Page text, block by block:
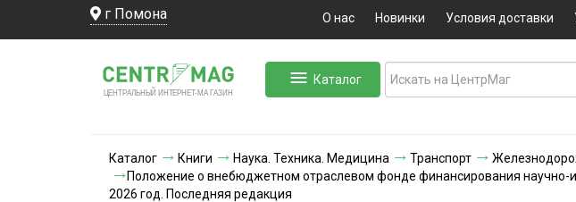
г Помона О нас Новинки Условия доставки
ЦЕНТРАЛЬНЫЙ ИНТЕРНЕТ-МА ГАЗИН
Каталог
Каталог Книги Наука. Техника. Медицина Транспорт
Положение о внебюджетном отраслевом фонде финансирования научно-
2026 год. Последняя редакция